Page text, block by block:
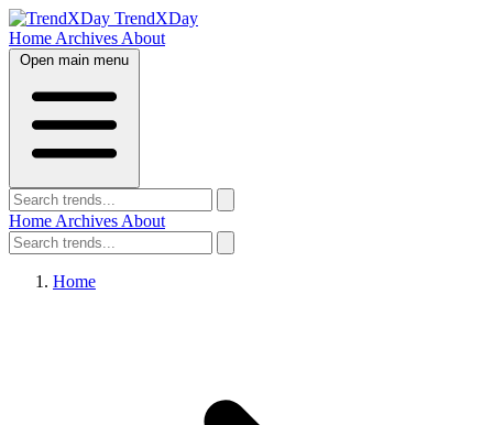
TrendXDay
Home Archives About
Open main menu
Home Archives About
Home